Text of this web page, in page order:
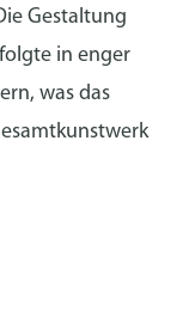
Gestaltung
in enger
was das